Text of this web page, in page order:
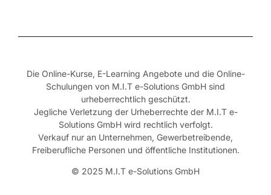
Die Online-Kurse, E-Learning Angebote und die Online-
Schulungen von M.I.T e-Solutions GmbH sind
urheberrechtlich geschützt.
Jegliche Verletzung der Urheberrechte der M.I.T e-
Solutions GmbH wird rechtlich verfolgt.
Verkauf nur an Unternehmen, Gewerbetreibende,
Freiberufliche Personen und öffentliche Institutionen.
© 2025 M.I.T e-Solutions GmbH